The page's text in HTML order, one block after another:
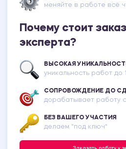
меняйте в работе всё
Почему стоит
эксперта?
ВЫСОКАЯ
уникальность работ до
СОПРОВОЖДЕНИЕ ДО
дорабатывает работу
БЕЗ ВАШЕГО УЧАСТИЯ
делаем "под ключ"